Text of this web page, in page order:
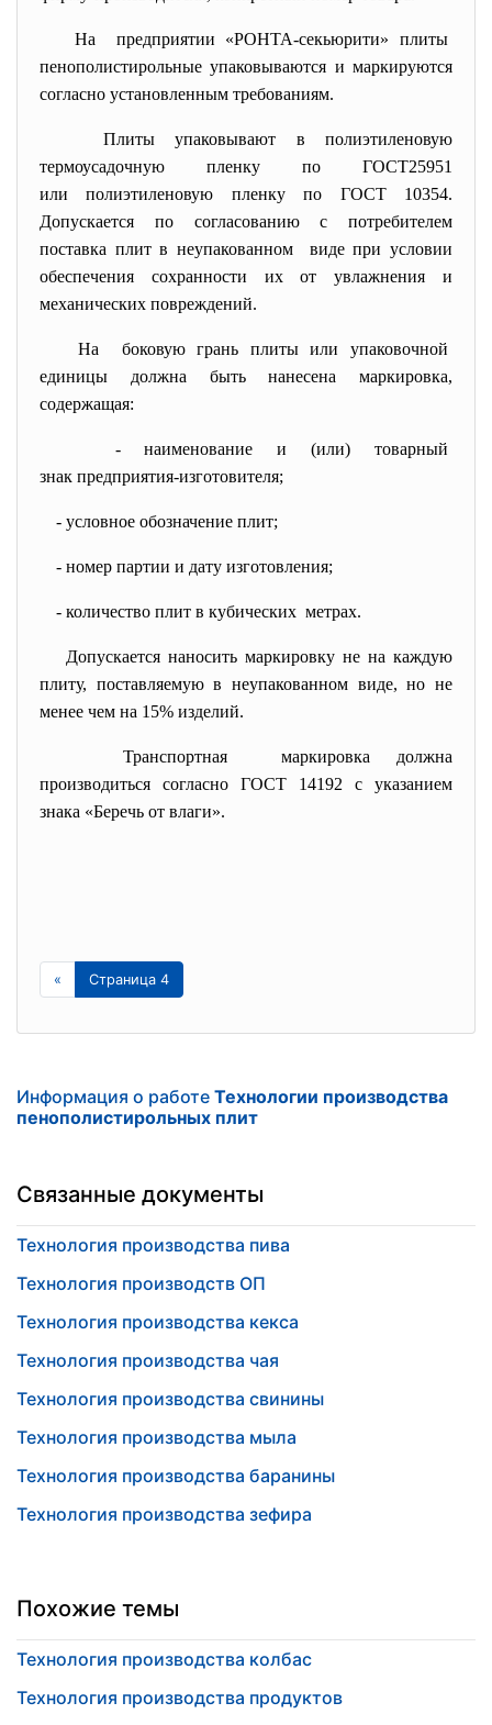
На предприятии «РОНТА-секьюрити» плиты
пенополистирольные упаковываются и маркируются
согласно установленным требованиям.
Плиты упаковывают в полиэтиленовую
термоусадочную пленку по ГОСТ25951
или полиэтиленовую пленку по ГОСТ 10354.
Допускается по согласованию с потребителем
поставка плит в неупакованном виде при условии
обеспечения сохранности их от увлажнения и
механических повреждений.
На боковую грань плиты илиупаковочной
единицы должна быть нанесена маркировка,
содержащая:
- наименование и (или) товарный
знак предприятия-изготовителя;
- условное обозначение плит;
- номер партии и дату изготовления;
- количество плит в кубических метрах.
Допускается наносить маркировку не на каждую
плиту, поставляемую в неупакованном виде, но не
менее чем на 15% изделий.
Транспортная маркировка должна
производиться согласно ГОСТ 14192 с указанием
знака «Беречь от влаги».
« Страница 4
Информация о работе Технологии производства
пенополистирольных плит
Связанные документы
Технология производства пива
Технология производств ОП
Технология производства кекса
Технология производства чая
Технология производства свинины
Технология производства мыла
Технология производства баранины
Технология производства зефира
Похожие темы
Технология производства колбас
Технология производства продуктов